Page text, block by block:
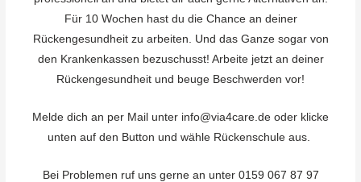
Für 10 Wochen hast du die Chance an deiner
Rückengesundheit zu arbeiten. Und das Ganze sogar von
den Krankenkassen bezuschusst! Arbeite jetzt an deiner
Rückengesundheit und beuge Beschwerden vor!
Melde dich an per Mail unter info@via4care.de oder klicke
unten auf den Button und wähle Rückenschule aus.
Bei Problemen ruf uns gerne an unter 0159 067 87 97